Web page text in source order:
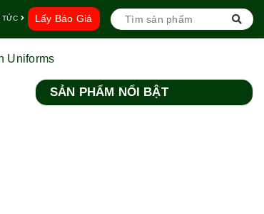
TỨC Lấy Báo Giá
Uniforms
SẢN PHẨM NỔI BẬT